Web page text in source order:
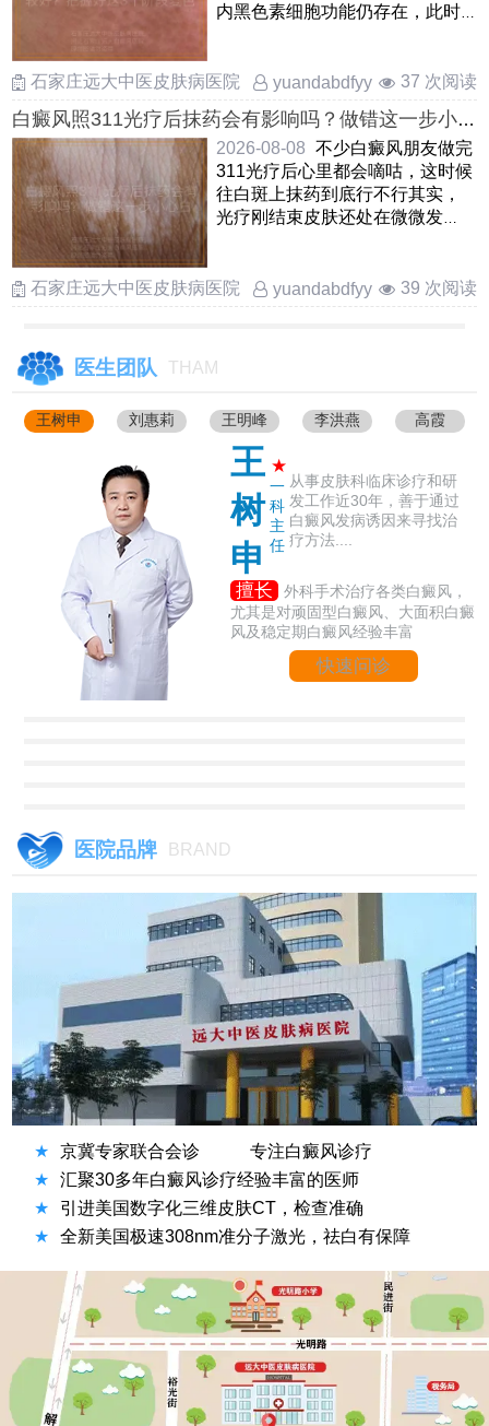
内黑色素细胞功能仍存在，此时
石家庄远大中医皮肤病医院
yuandabdfyy 37 次阅读
白癜风照311光疗后抹药会有影响吗？做错这一步小
心白费功夫
2026-08-08 不少白癜风朋友做完
311光疗后心里都会嘀咕，这时候
往白斑上抹药到底行不行其实，
光疗刚结束皮肤还处在微微发
石家庄远大中医皮肤病医院
yuandabdfyy 39 次阅读
医生团队 THAM
王树申 刘惠莉 王明峰 李洪燕 高霞
王
树
申
★
一
科
主
任
从事皮肤科临床诊疗和研
发工作近30年，善于通过
白癜风发病诱因来寻找治
疗方法....
擅长
外科手术治疗各类白癜风，
尤其是对顽固型白癜风、大面积白癜
风及稳定期白癜风经验丰富
快速问诊
医院品牌 BRAND
★ 京冀专家联合会诊
专注白癜风诊疗
★
汇聚30多年白癜风诊疗经验丰富的医师
★
引进美国数字化三维皮肤CT，检查准确
★
全新美国极速308nm准分子激光，祛白有保障